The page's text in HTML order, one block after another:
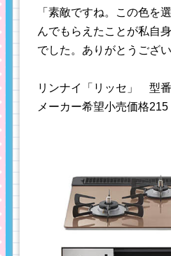
「素敵ですね。この色を
んでもらえたことが私自
でした。ありがとうござい
リンナイ「リッセ」 型
メーカー希望小売価格